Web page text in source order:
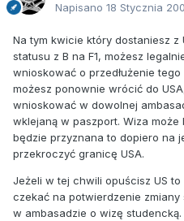
Napisano 18 Stycznia
Na tym kwicie który dostaniesz z
statusu z B na F1, możesz
wnioskować o przedłużenie
możesz ponownie wrócić do
wnioskować w dowolnej
wklejaną w paszport. Wiza
będzie przyznana to dopiero na
przekroczyć granicę USA.
Jeżeli w tej chwili opuścisz US to
czekać na potwierdzenie
w ambasadzie o wizę